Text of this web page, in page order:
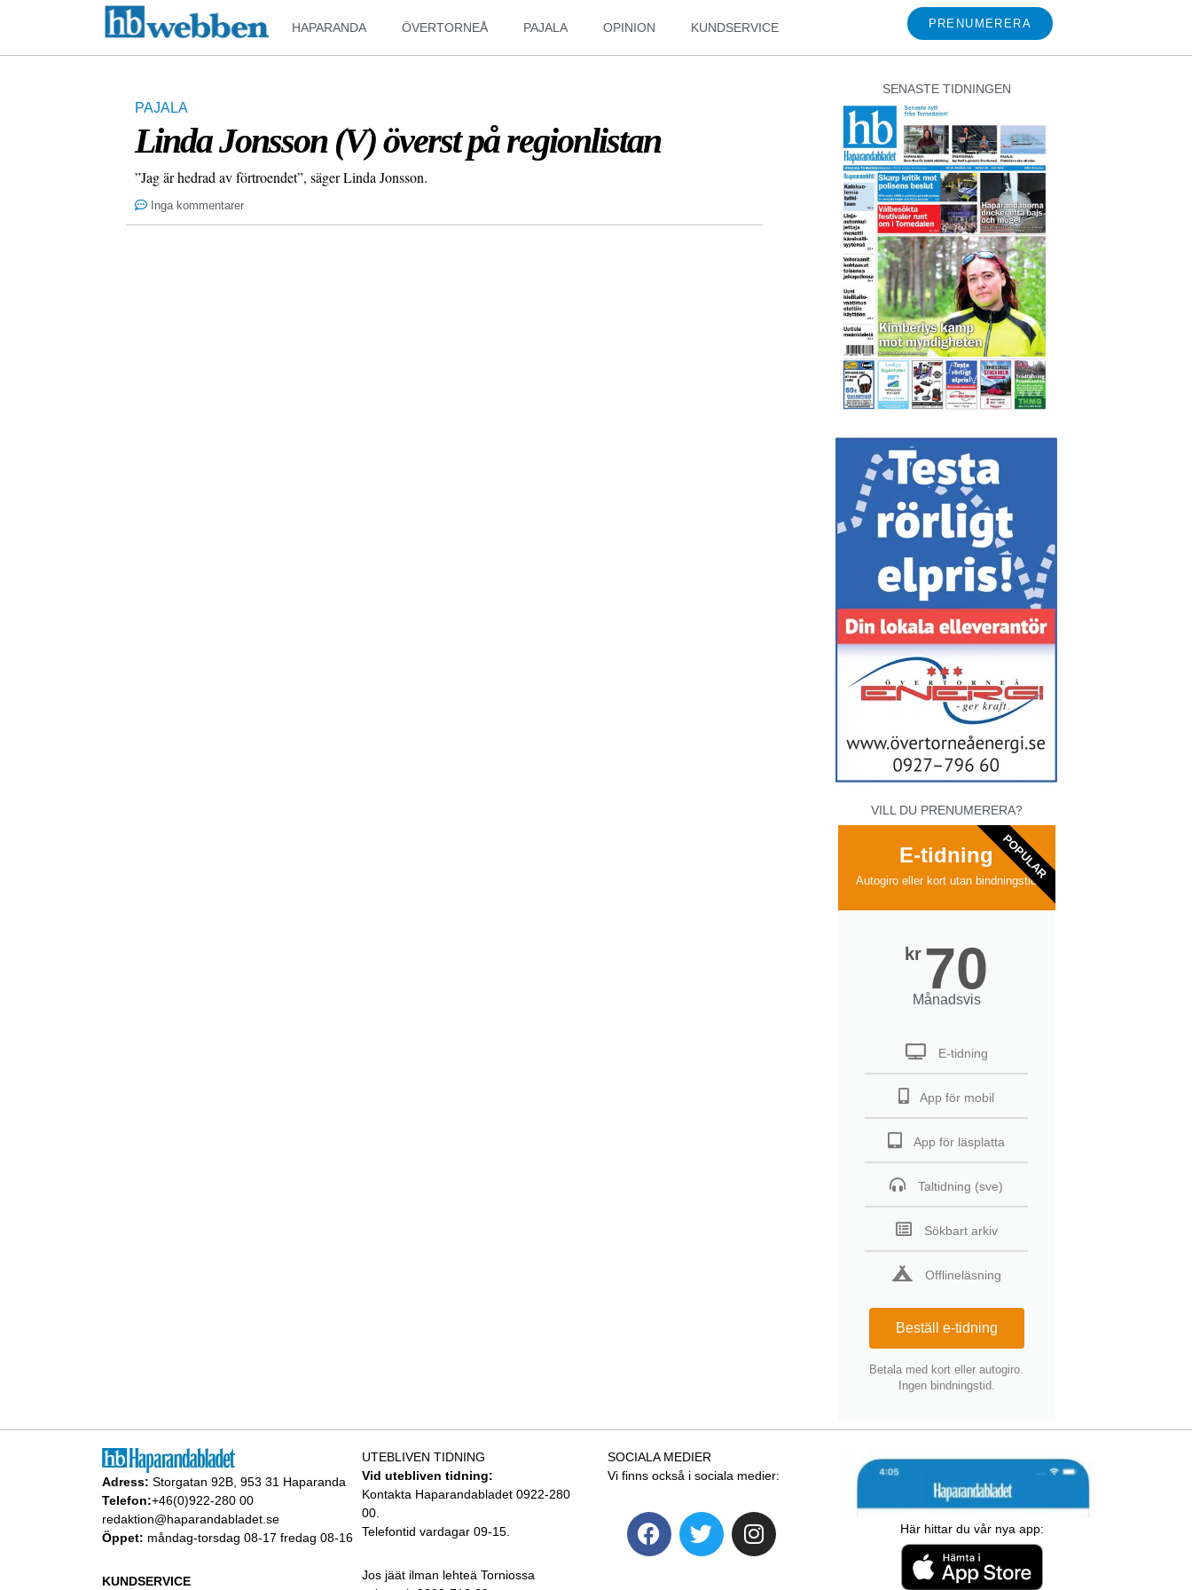
HAPARANDA ÖVERTORNEÅ PAJALA OPINION KUNDSERVICE PRENUMERERA
PAJALA
Linda Jonsson (V) överst på regionlistan
”Jag är hedrad av förtroendet”, säger Linda Jonsson.
Inga kommentarer
SENASTE TIDNINGEN
VILL DU PRENUMERERA?
E-tidning
Autogiro eller kort utan bindningstid
kr 70
Månadsvis
E-tidning
App för mobil
App för läsplatta
Taltidning (sve)
Sökbart arkiv
Offlineläsning
Beställ e-tidning
Betala med kort eller autogiro.
Ingen bindningstid.
POPULAR
Adress: Storgatan 92B, 953 31 Haparanda
Telefon:+46(0)922-280 00
redaktion@haparandabladet.se
Öppet: måndag-torsdag 08-17 fredag 08-16
KUNDSERVICE
UTEBLIVEN TIDNING
Vid utebliven tidning:
Kontakta Haparandabladet 0922-280
00.
Telefontid vardagar 09-15.
Jos jäät ilman lehteä Torniossa
SOCIALA MEDIER
Vi finns också i sociala medier:
Här hittar du vår nya app: